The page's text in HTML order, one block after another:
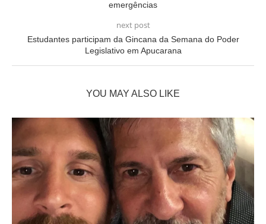
emergências
next post
Estudantes participam da Gincana da Semana do Poder
Legislativo em Apucarana
YOU MAY ALSO LIKE